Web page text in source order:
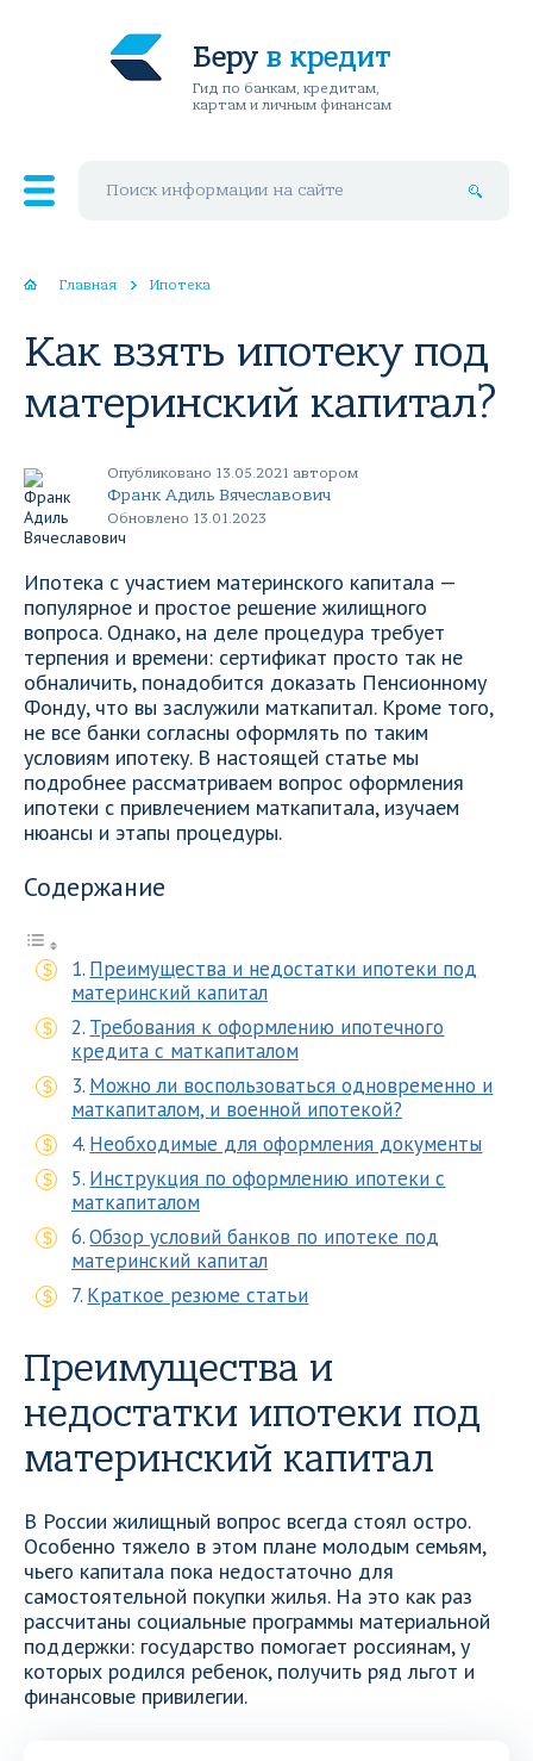
Беру в кредит
Гид по банкам, кредитам,
картам и личным финансам
Главная Ипотека
Как взять ипотеку под
материнский капитал?
Опубликовано 13.05.2021 автором
Франк Адиль Вячеславович
Обновлено 13.01.2023
Ипотека с участием материнского капитала —
популярное и простое решение жилищного
вопроса. Однако, на деле процедура требует
терпения и времени: сертификат просто так не
обналичить, понадобится доказать Пенсионному
Фонду, что вы заслужили маткапитал. Кроме того,
не все банки согласны оформлять по таким
условиям ипотеку. В настоящей статье мы
подробнее рассматриваем вопрос оформления
ипотеки с привлечением маткапитала, изучаем
нюансы и этапы процедуры.
Содержание
Преимущества и недостатки ипотеки под
материнский капитал
Требования к оформлению ипотечного
кредита с маткапиталом
Можно ли воспользоваться одновременно и
маткапиталом, и военной ипотекой?
Необходимые для оформления документы
Инструкция по оформлению ипотеки с
маткапиталом
Обзор условий банков по ипотеке под
материнский капитал
Краткое резюме статьи
Преимущества и
недостатки ипотеки под
материнский капитал
В России жилищный вопрос всегда стоял остро.
Особенно тяжело в этом плане молодым семьям,
чьего капитала пока недостаточно для
самостоятельной покупки жилья. На это как раз
рассчитаны социальные программы материальной
поддержки: государство помогает россиянам, у
которых родился ребенок, получить ряд льгот и
финансовые привилегии.